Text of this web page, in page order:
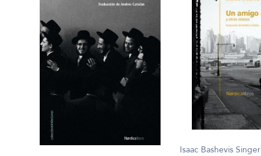
Isaac Bashevis Singer